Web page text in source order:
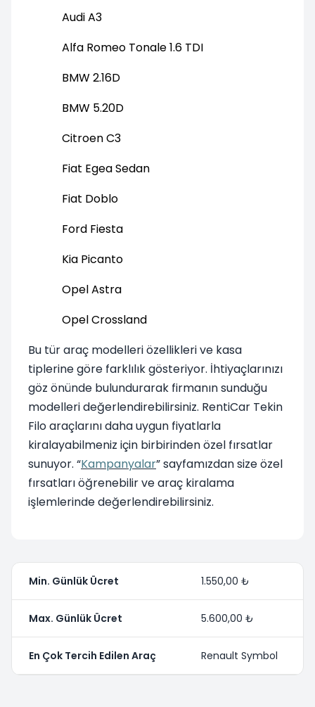
Audi A3
Alfa Romeo Tonale 1.6 TDI
BMW 2.16D
BMW 5.20D
Citroen C3
Fiat Egea Sedan
Fiat Doblo
Ford Fiesta
Kia Picanto
Opel Astra
Opel Crossland
Bu tür araç modelleri özellikleri ve kasa
tiplerine göre farklılık gösteriyor. İhtiyaçlarınızı
göz önünde bulundurarak firmanın sunduğu
modelleri değerlendirebilirsiniz. RentiCar Tekin
Filo araçlarını daha uygun fiyatlarla
kiralayabilmeniz için birbirinden özel fırsatlar
sunuyor. “Kampanyalar” sayfamızdan size özel
fırsatları öğrenebilir ve araç kiralama
işlemlerinde değerlendirebilirsiniz.
Min. Günlük Ücret 1.550,00 ₺
Max. Günlük Ücret 5.600,00 ₺
En Çok Tercih Edilen Araç Renault Symbol